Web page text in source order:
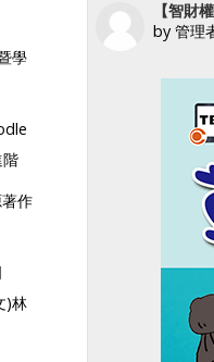
【智財
by 管理
學
File
作
)林